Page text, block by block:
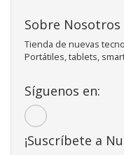
Sobre Nosotros
Tienda de nuevas
Portátiles, tablets,
Síguenos en:
¡Suscríbete a